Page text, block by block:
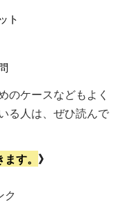
ト
のケースなどもよく
る人は、ぜひ読んで
す。 》
ク